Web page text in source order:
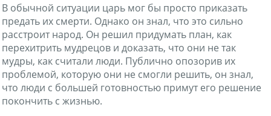
В обычной ситуации царь мог бы просто приказать
предать их смерти. Однако он знал, что это сильно
расстроит народ. Он решил придумать план, как
перехитрить мудрецов и доказать, что они не так
мудры, как считали люди. Публично опозорив их
проблемой, которую они не смогли решить, он знал,
что люди с большей готовностью примут его решение
покончить с жизнью.